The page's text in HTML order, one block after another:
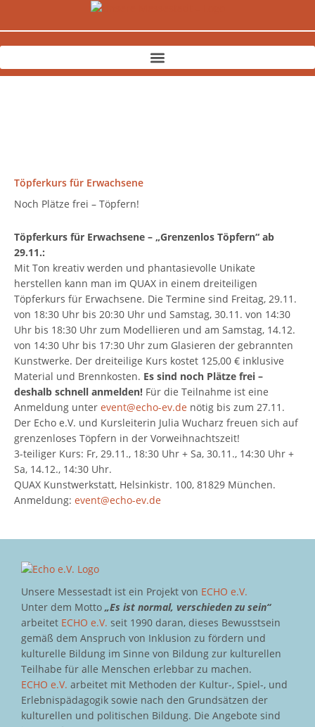
Töpferkurs für Erwachsene
Noch Plätze frei – Töpfern!
Töpferkurs für Erwachsene – „Grenzenlos Töpfern“ ab
29.11.:
Mit Ton kreativ werden und phantasievolle Unikate
herstellen kann man im QUAX in einem dreiteiligen
Töpferkurs für Erwachsene. Die Termine sind Freitag, 29.11.
von 18:30 Uhr bis 20:30 Uhr und Samstag, 30.11. von 14:30
Uhr bis 18:30 Uhr zum Modellieren und am Samstag, 14.12.
von 14:30 Uhr bis 17:30 Uhr zum Glasieren der gebrannten
Kunstwerke. Der dreiteilige Kurs kostet 125,00 € inklusive
Material und Brennkosten. Es sind noch Plätze frei –
deshalb schnell anmelden! Für die Teilnahme ist eine
Anmeldung unter event@echo-ev.de nötig bis zum 27.11.
Der Echo e.V. und Kursleiterin Julia Wucharz freuen sich auf
grenzenloses Töpfern in der Vorweihnachtszeit!
3-teiliger Kurs: Fr, 29.11., 18:30 Uhr + Sa, 30.11., 14:30 Uhr +
Sa, 14.12., 14:30 Uhr.
QUAX Kunstwerkstatt, Helsinkistr. 100, 81829 München.
Anmeldung: event@echo-ev.de
Unsere Messestadt ist ein Projekt von ECHO e.V.
Unter dem Motto „Es ist normal, verschieden zu sein“
arbeitet ECHO e.V. seit 1990 daran, dieses Bewusstsein
gemäß dem Anspruch von Inklusion zu fördern und
kulturelle Bildung im Sinne von Bildung zur kulturellen
Teilhabe für alle Menschen erlebbar zu machen.
ECHO e.V. arbeitet mit Methoden der Kultur-, Spiel-, und
Erlebnispädagogik sowie nach den Grundsätzen der
kulturellen und politischen Bildung. Die Angebote sind